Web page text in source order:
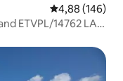
4,88 (146)
ETVPL/14762 LA